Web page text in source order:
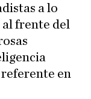
a lo
frente del
en